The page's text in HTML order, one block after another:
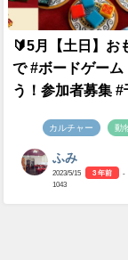
🔰5月【土日】お
で #ボードゲーム
う！参加者募集 #
カルチャー 動
ふみ
2023/5/15 3 年前
-
1043